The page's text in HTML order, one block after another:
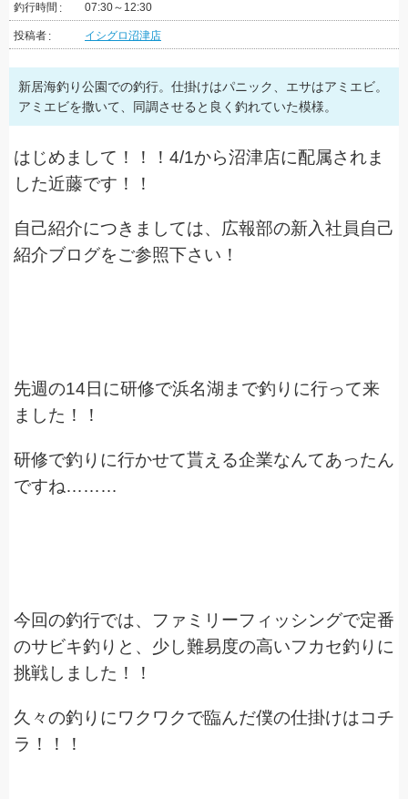
釣行時間 07:30～12:30
投稿者 イシグロ沼津店
新居海釣り公園での釣行。仕掛けはパニック、エサはアミエビ。
アミエビを撒いて、同調させると良く釣れていた模様。
はじめまして！！！4/1から沼津店に配属されま
した近藤です！！
自己紹介につきましては、広報部の新入社員自己
紹介ブログをご参照下さい！
先週の14日に研修で浜名湖まで釣りに行って来
ました！！
研修で釣りに行かせて貰える企業なんてあったん
ですね………
今回の釣行では、ファミリーフィッシングで定番
のサビキ釣りと、少し難易度の高いフカセ釣りに
挑戦しました！！
久々の釣りにワクワクで臨んだ僕の仕掛けはコチ
ラ！！！